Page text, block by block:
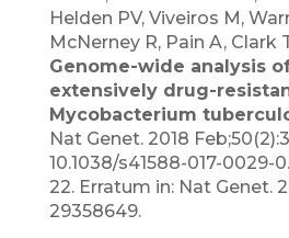
Helden PV, Viveiros M,
McNerney R, Pain A, Clark
Genome-wide analysis
extensively drug-
Mycobacterium
Nat Genet. 2018
10.1038/s41588-017-0029-
22. Erratum in: Nat Genet.
29358649.